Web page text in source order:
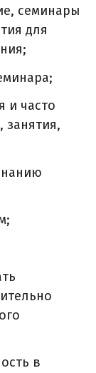
семинары
для
и часто
занятия,
в